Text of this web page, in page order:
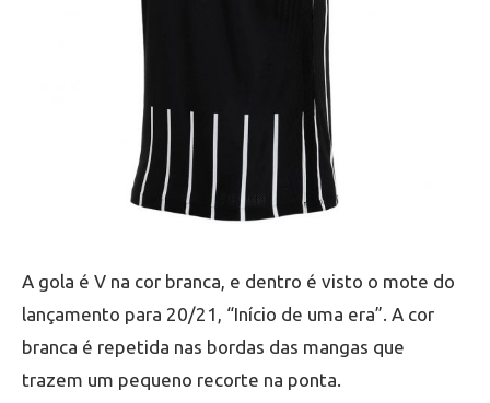
A gola é V na cor branca, e dentro é visto o mote do
lançamento para 20/21, “Início de uma era”. A cor
branca é repetida nas bordas das mangas que
trazem um pequeno recorte na ponta.